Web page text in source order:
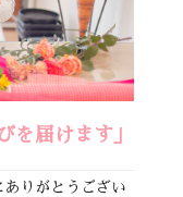
を届けます」
りがとうござい